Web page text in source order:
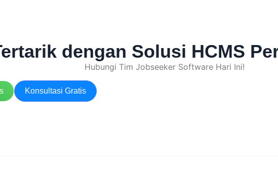
dengan Solusi HCMS
Hubungi Tim Jobseeker Software Hari Ini!
Konsultasi Gratis